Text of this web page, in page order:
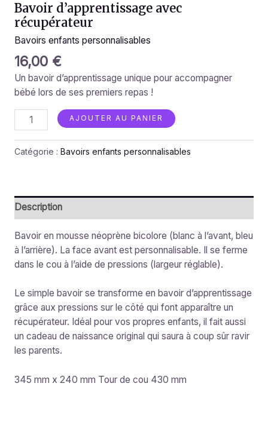
Bavoir d’apprentissage avec
récupérateur
Bavoirs enfants personnalisables
16,00 €
Un bavoir d’apprentissage unique pour accompagner
bébé lors de ses premiers repas !
AJOUTER AU PANIER
Catégorie : Bavoirs enfants personnalisables
Description
Bavoir en mousse néoprène bicolore (blanc à l’avant, bleu
à l’arrière). La face avant est personnalisable. Il se ferme
dans le cou à l’aide de pressions (largeur réglable).
Le simple bavoir se transforme en bavoir d’apprentissage
grâce aux pressions sur le côté qui font apparaître un
récupérateur. Idéal pour vos propres enfants, il fait aussi
un cadeau de naissance original qui saura à coup sûr ravir
les parents.
345 mm x 240 mm Tour de cou 430 mm